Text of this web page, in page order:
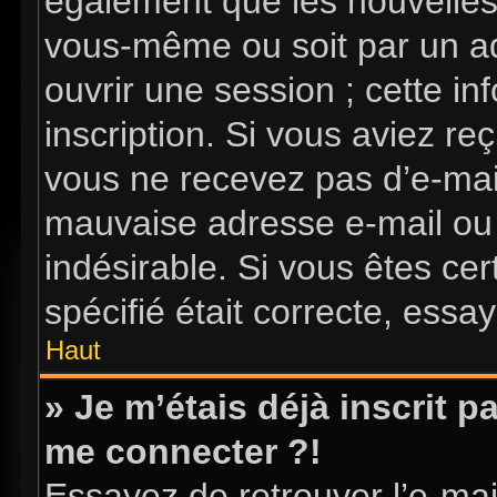
vous-même ou soit par un
ouvrir une session ; cette
inscription. Si vous aviez
vous ne recevez pas d’e-
mauvaise adresse e-mail
indésirable. Si vous êtes
spécifié était correcte,
Haut
» Je m’étais déjà inscrit
me connecter ?!